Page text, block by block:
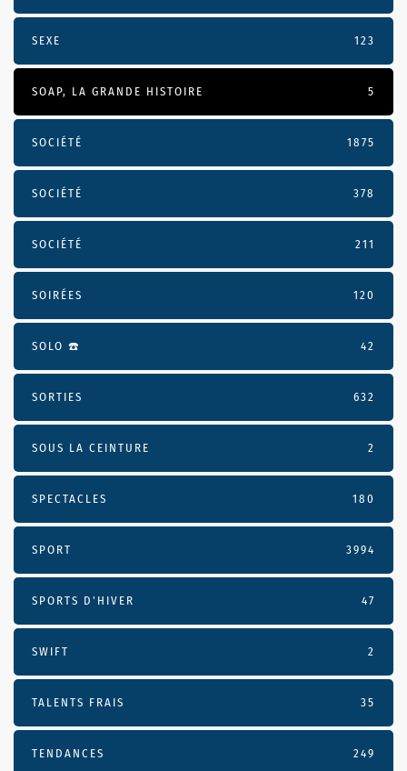
SEXE 123
SOAP, LA GRANDE HISTOIRE 5
SOCIÉTÉ 1875
SOCIÉTÉ 378
SOCIÉTÉ 211
SOIRÉES 120
SOLO ☎️ 42
SORTIES 632
SOUS LA CEINTURE 2
SPECTACLES 180
SPORT 3994
SPORTS D'HIVER 47
SWIFT 2
TALENTS FRAIS 35
TENDANCES 249